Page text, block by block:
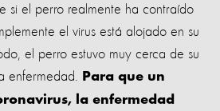
si el perro realmente ha contraído
el virus está alojado en su
el perro estuvo muy cerca de su
enfermedad.
Para que un
la enfermedad